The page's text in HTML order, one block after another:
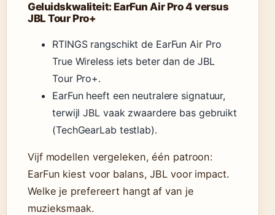
Geluidskwaliteit: EarFun Air Pro 4 versus
JBL Tour Pro+
RTINGS rangschikt de EarFun Air Pro
True Wireless iets beter dan de JBL
Tour Pro+.
EarFun heeft een neutralere signatuur,
terwijl JBL vaak zwaardere bas gebruikt
(TechGearLab testlab).
Vijf modellen vergeleken, één patroon:
EarFun kiest voor balans, JBL voor impact.
Welke je prefereert hangt af van je
muzieksmaak.